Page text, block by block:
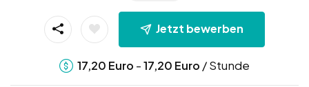
Jetzt bewerben
17,20 Euro -17,20 Euro / Stunde